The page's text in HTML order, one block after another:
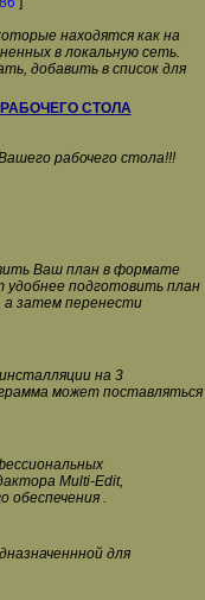
находятся как на
в локальную сеть.
добавить в список для
СТОЛА
рабочего стола!!!
Ваш план в формате
подготовить план
а затем перенести
на 3
может поставляться
Multi-Edit,
обеспечения .
для